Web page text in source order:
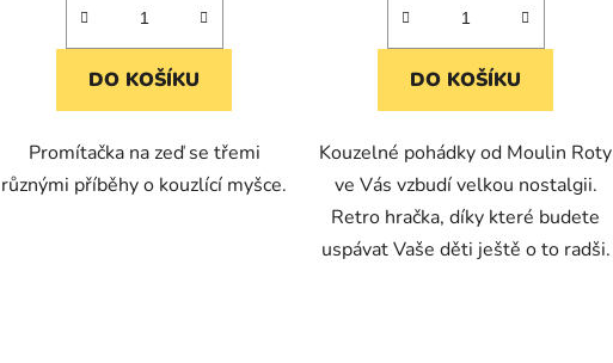
DO KOŠÍKU
Promítačka na zeď se třemi
různými příběhy o kouzlící myšce.
DO KOŠÍKU
Kouzelné pohádky od Moulin Roty
ve Vás vzbudí velkou nostalgii.
Retro hračka, díky které budete
uspávat Vaše děti ještě o to radši.